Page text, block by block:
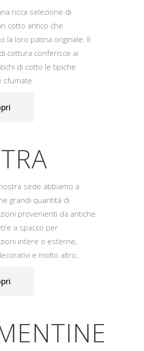
ricca selezione di
cotto antico che
la loro patina originale. Il
cottura conferisce ai
di cotto le tipiche
sfumate.
sede abbiamo a
grandi quantità di
provenienti da antiche
a spacco per
intere o esterne,
e molto altro…